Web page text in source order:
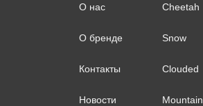
Mountain
Clouded
Snow
Cheetah
Новости
Контакты
О бренде
О нас